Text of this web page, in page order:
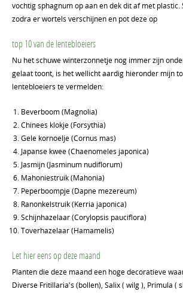
vochtig sphagnum op aan en dek dit af met plastic.
zodra er wortels verschijnen en pot deze op
top 10 van de lentebloeiers
Nu het schuwe winterzonnetje nog immer zijn
gelaat toont, is het wellicht aardig hieronder mijn
lentebloeiers te vermelden:
Beverboom (Magnolia)
Chinees klokje (Forsythia)
Gele kornoelje (Cornus mas)
Japanse kwee (Chaenomeles japonica)
Jasmijn (Jasminum nudiflorum)
Mahoniestruik (Mahonia)
Peperboompje (Dapne mezereum)
Ranonkelstruik (Kerria japonica)
Schijnhazelaar (Corylopsis pauciflora)
Toverhazelaar (Hamamelis)
Let hier eens op deze maand
Planten die deze maand een hoge decoratieve
Diverse Fritillaria's (bollen), Salix ( wilg ), Primula (